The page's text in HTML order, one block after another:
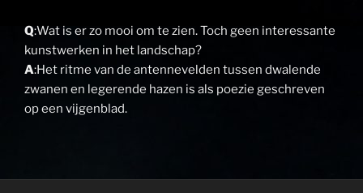
Q:Wat is er zo mooi om te zien. Toch geen interessante
kunstwerken in het landschap?
A:Het ritme van de antennevelden tussen dwalende
zwanen en legerende hazen is als poezie geschreven
op een vijgenblad.